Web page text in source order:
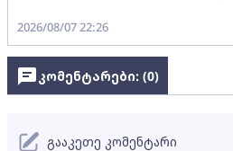
2026/08/07 22:26
კომენტარები: (0)
გააკეთე კომენტარი